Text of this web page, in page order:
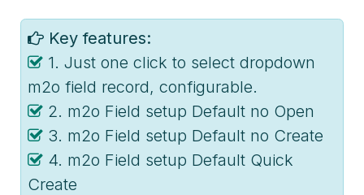
Key features:
1. Just one click to select dropdown
m2o field record, configurable.
2. m2o Field setup Default no Open
3. m2o Field setup Default no Create
4. m2o Field setup Default Quick
Create